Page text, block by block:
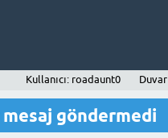
Kullanıcı: roadaunt0 Duvar
göndermedi